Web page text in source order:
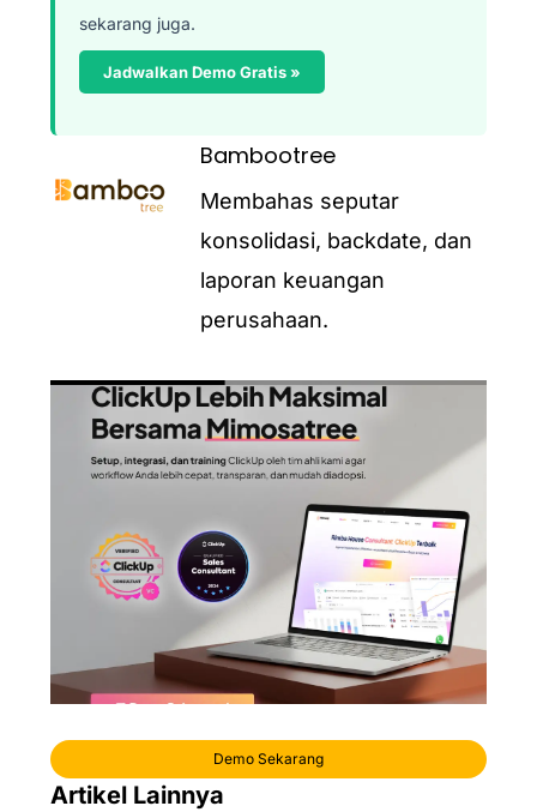
sekarang juga.
Jadwalkan Demo Gratis »
Bambootree
Membahas seputar
konsolidasi, backdate, dan
laporan keuangan
perusahaan.
Demo Sekarang
Artikel Lainnya